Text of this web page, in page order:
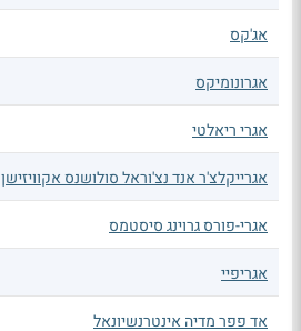
אג'קס
אגרונומיקס
אגרי ריאלטי
אגרייקלצ'ר אנד נצ'וראל סולושנס אקוויזישן
אגרי-פורס גרוינג סיסטמס
אגריפיי
אד פפר מדיה אינטרנשיונאל